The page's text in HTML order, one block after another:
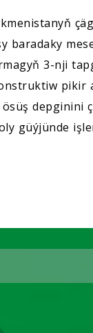
baradaky
3-nji
pikir
depginini
güýjünde